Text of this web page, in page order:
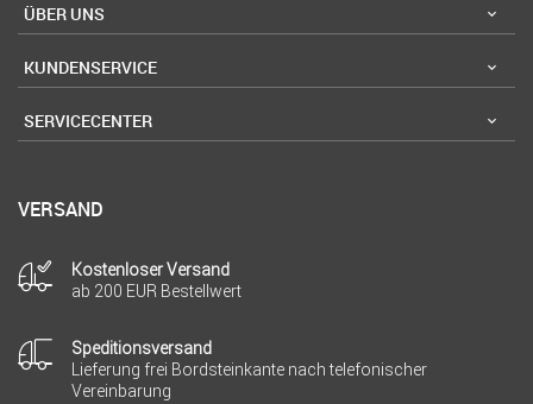
ÜBER UNS
KUNDENSERVICE
SERVICECENTER
VERSAND
Kostenloser Versand
ab 200 EUR Bestellwert
Speditionsversand
Lieferung frei Bordsteinkante nach telefonischer
Vereinbarung